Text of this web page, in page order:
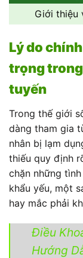
Giới thiệu
Lý do
trọng
tuyến
Trong thế giới
dàng tham gia
nhân bị lạm
thiếu quy định
chặn những
khẩu yếu, một
hay mắc phải
Điều
Hướng